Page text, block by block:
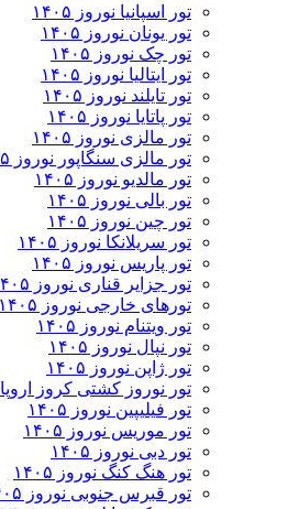
تور اسپانیا نوروز ۱۴۰۵
تور یونان نوروز ۱۴۰۵
تور چک نوروز ۱۴۰۵
تور ایتالیا نوروز ۱۴۰۵
تور تایلند نوروز ۱۴۰۵
تور پاتایا نوروز ۱۴۰۵
تور مالزی نوروز ۱۴۰۵
تور مالزی سنگاپور نوروز ۱۴۰۵
تور مالدیو نوروز ۱۴۰۵
تور بالی نوروز ۱۴۰۵
تور چين نوروز ۱۴۰۵
تور سریلانکا نوروز ۱۴۰۵
تور پاریس نوروز ۱۴۰۵
تور جزایر قناری نوروز ۱۴۰۵
تورهای خارجی نوروز ۱۴۰۵
تور ویتنام نوروز ۱۴۰۵
تور نپال نوروز ۱۴۰۵
تور ژاپن نوروز ۱۴۰۵
تور نوروز کشتی کروز اروپا ۱۴۰۵
تور فیلیپین نوروز ۱۴۰۵
تور موریس نوروز ۱۴۰۵
تور دبی نوروز ۱۴۰۵
تور هنگ کنگ نوروز ۱۴۰۵
تور قبرس جنوبی نوروز ۱۴۰۵